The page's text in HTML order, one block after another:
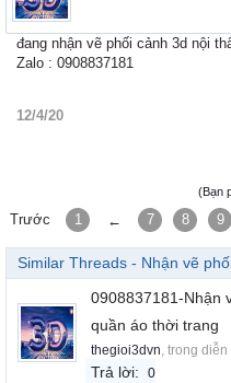
đang nhận vẽ phối cảnh 3d nội
Zalo : 0908837181
12/4/20
(Bạn
Trước 1 ← 7 8 9
Similar Threads - Nhận vẽ
0908837181-Nhận
quần áo thời trang
thegioi3dvn, trong diễn
Trả lời: 0